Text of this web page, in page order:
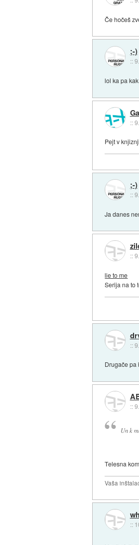
Če hočeš
;-)
::
lol ka pa
::
Pejt v
;-)
::
Ja danes
::
lie to me
Serija na to
::
Drugače pa
::
Un k
Telesna
Vaša
::